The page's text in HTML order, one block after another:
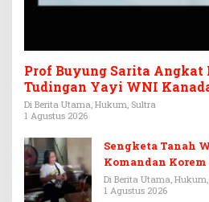
Prof Buyung Sarita Angkat
Tudingan Yayi WNI
Rp3,6 Miliar
Di Berita Utama, Hukum, Sultra
1 Agustus 2026
Sengketa Tanah
Komandan Korem
Warisan Menjadi
Di Berita Utama,
1 Agustus 2026